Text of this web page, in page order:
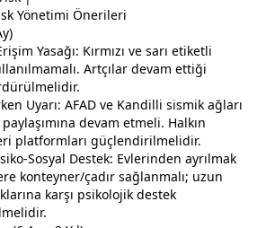
Yönetimi Önerileri
Yasağı: Kırmızı ve sarı etiketli
Artçılar devam ettiği
Uyarı: AFAD ve Kandilli sismik ağları
paylaşımına devam etmeli. Halkın
platformları güçlendirilmelidir.
Sosyal Destek: Evlerinden ayrılmak
konteyner/çadır sağlanmalı; uzun
karşı psikolojik destek